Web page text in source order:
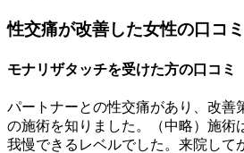
性交痛が改善した女性の口コミ
モナリザタッチを受けた方の口コミ
パートナーとの性交痛があり、改善
の施術を知りました。（中略）施術
我慢できるレベルでした。来院して